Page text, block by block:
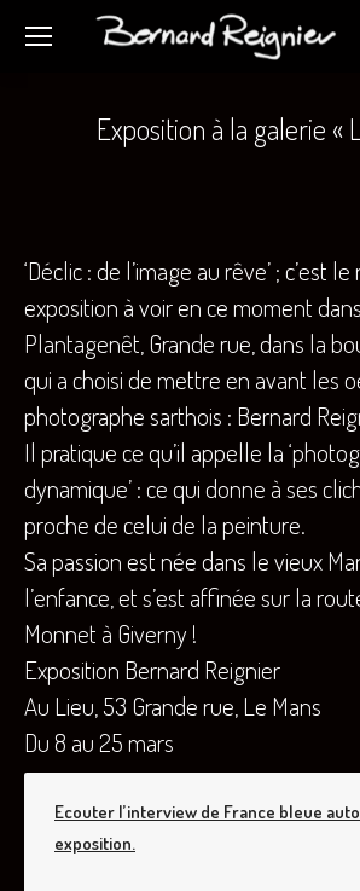
Exposition à la galerie «
‘Déclic : de l’image au rêve’ ; c’est
exposition à voir en ce moment
Plantagenêt, Grande rue, dans la
qui a choisi de mettre en avant les
photographe sarthois : Bernard
Il pratique ce qu’il appelle la
dynamique’ : ce qui donne à ses
proche de celui de la peinture.
Sa passion est née dans le vieux
l’enfance, et s’est affinée sur la
Monnet à Giverny !
Exposition Bernard Reignier
Au Lieu, 53 Grande rue, Le Mans
Du 8 au 25 mars
Ecouter l’interview de France bleue
exposition.